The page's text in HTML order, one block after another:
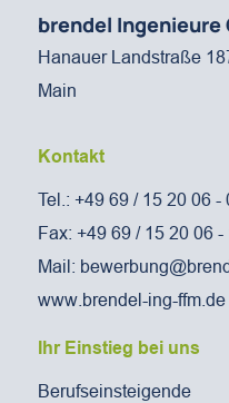
brendel Ingenieure
Hanauer Landstraße
Main
Kontakt
Tel.: +49 69 / 15 20 06 -
Fax: +49 69 / 15 20 06 -
Mail:
www.brendel-ing-ffm.de
Ihr Einstieg bei uns
Berufseinsteigende